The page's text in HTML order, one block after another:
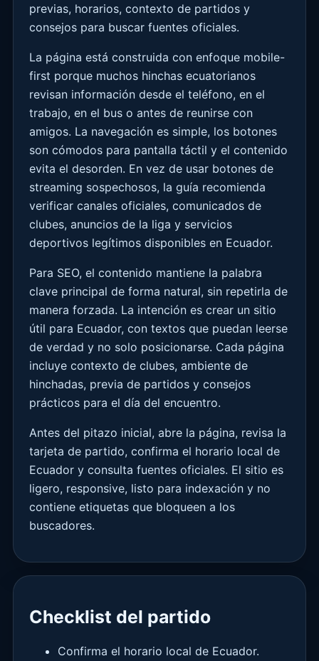
previas, horarios, contexto de partidos y
consejos para buscar fuentes oficiales.
La página está construida con enfoque mobile-
first porque muchos hinchas ecuatorianos
revisan información desde el teléfono, en el
trabajo, en el bus o antes de reunirse con
amigos. La navegación es simple, los botones
son cómodos para pantalla táctil y el contenido
evita el desorden. En vez de usar botones de
streaming sospechosos, la guía recomienda
verificar canales oficiales, comunicados de
clubes, anuncios de la liga y servicios
deportivos legítimos disponibles en Ecuador.
Para SEO, el contenido mantiene la palabra
clave principal de forma natural, sin repetirla de
manera forzada. La intención es crear un sitio
útil para Ecuador, con textos que puedan leerse
de verdad y no solo posicionarse. Cada página
incluye contexto de clubes, ambiente de
hinchadas, previa de partidos y consejos
prácticos para el día del encuentro.
Antes del pitazo inicial, abre la página, revisa la
tarjeta de partido, confirma el horario local de
Ecuador y consulta fuentes oficiales. El sitio es
ligero, responsive, listo para indexación y no
contiene etiquetas que bloqueen a los
buscadores.
Checklist del partido
Confirma el horario local de Ecuador.